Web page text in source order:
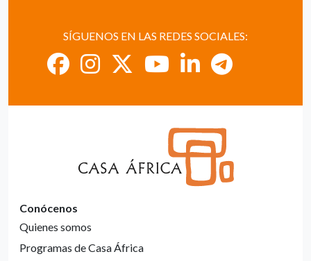
SÍGUENOS EN LAS REDES SOCIALES:
Conócenos
Quienes somos
Programas de Casa África